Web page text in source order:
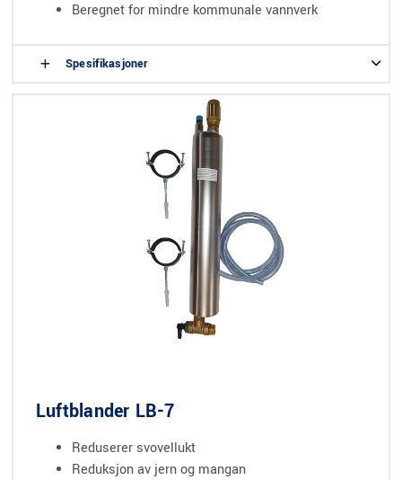
Beregnet for mindre kommunale vannverk
Spesifikasjoner
Luftblander LB-7
Reduserer svovellukt
Reduksjon av jern og mangan